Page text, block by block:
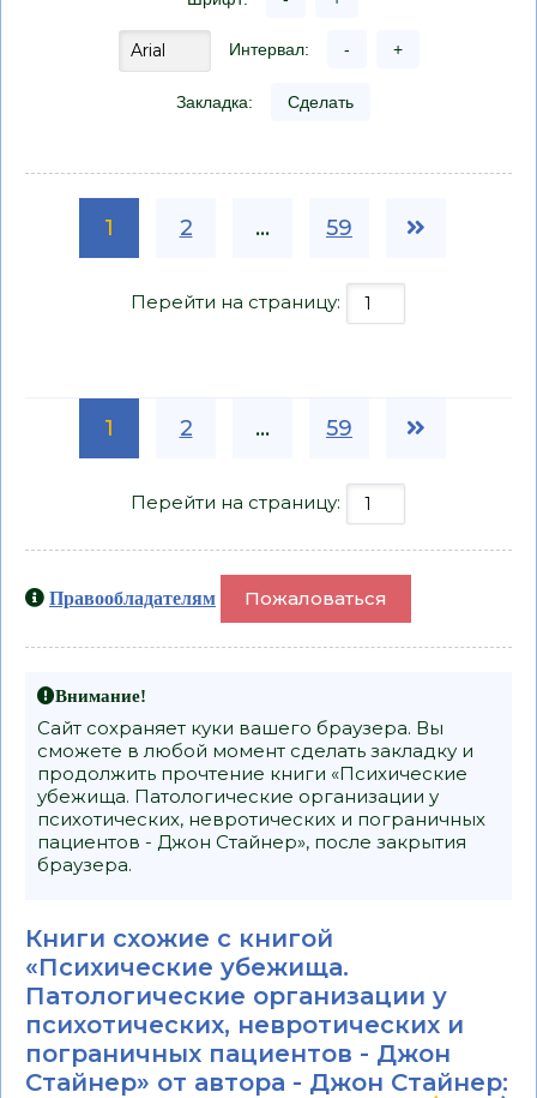
Интервал: - +
Закладка: Сделать
1 2 ... 59
Перейти на страницу:
1 2 ... 59
Перейти на страницу:
Правообладателям Пожаловаться
Внимание!
Сайт сохраняет куки вашего браузера. Вы
сможете в любой момент сделать закладку и
продолжить прочтение книги «Психические
убежища. Патологические организации у
психотических, невротических и пограничных
пациентов - Джон Стайнер», после закрытия
браузера.
Книги схожие с книгой
«Психические убежища.
Патологические организации у
психотических, невротических и
пограничных пациентов - Джон
Стайнер» от автора - Джон Стайнер: